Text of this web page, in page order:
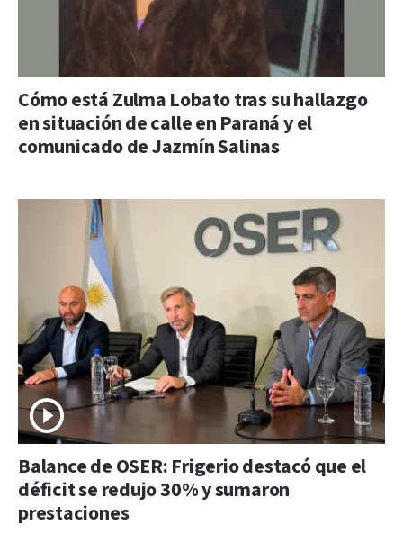
Cómo está Zulma Lobato tras su hallazgo
en situación de calle en Paraná y el
comunicado de Jazmín Salinas
Balance de OSER: Frigerio destacó que el
déficit se redujo 30% y sumaron
prestaciones